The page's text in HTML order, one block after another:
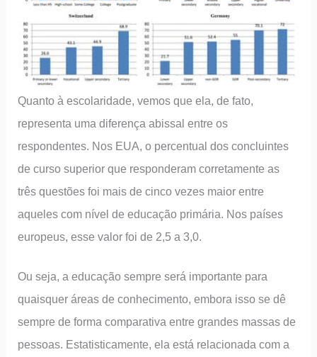
Quanto à escolaridade, vemos que ela, de fato,
representa uma diferença abissal entre os
respondentes. Nos EUA, o percentual dos concluintes
de curso superior que responderam corretamente as
três questões foi mais de cinco vezes maior entre
aqueles com nível de educação primária. Nos países
europeus, esse valor foi de 2,5 a 3,0.
Ou seja, a educação sempre será importante para
quaisquer áreas de conhecimento, embora isso se dê
sempre de forma comparativa entre grandes massas de
pessoas. Estatisticamente, ela está relacionada com a